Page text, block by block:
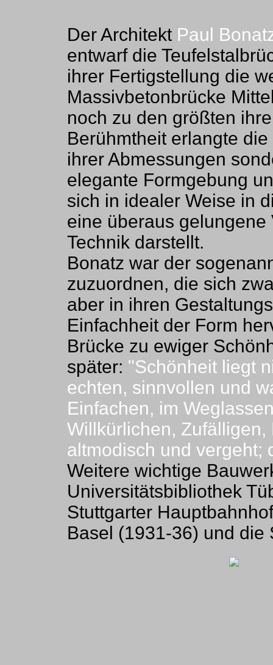
Der Architekt Paul
entwarf die
ihrer Fertigstellung die
Massivbetonbrücke
noch zu den größten
Berühmtheit erlangte
ihrer Abmessungen
elegante Formgebung
sich in idealer Weise in
eine überaus
Technik darstellt.
Bonatz war der
zuzuordnen, die sich
aber in ihren
Einfachheit der Form
Brücke zu ewiger
später: "Schönheit liegt
echten, sinnvollen und
Einfachen, im
Willkürlichen,
altmodisch und vergeht;
Weitere wichtige
Universitätsbibliothek
Stuttgarter
Basel (1931-36) und die